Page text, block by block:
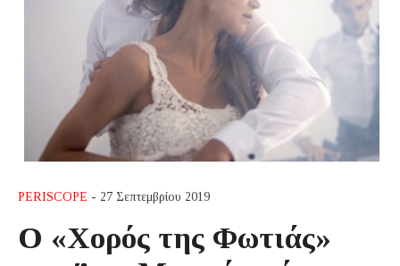
PERISCOPE - 27 Σεπτεμβρίου 2019
Ο «Χορός της Φωτιάς»